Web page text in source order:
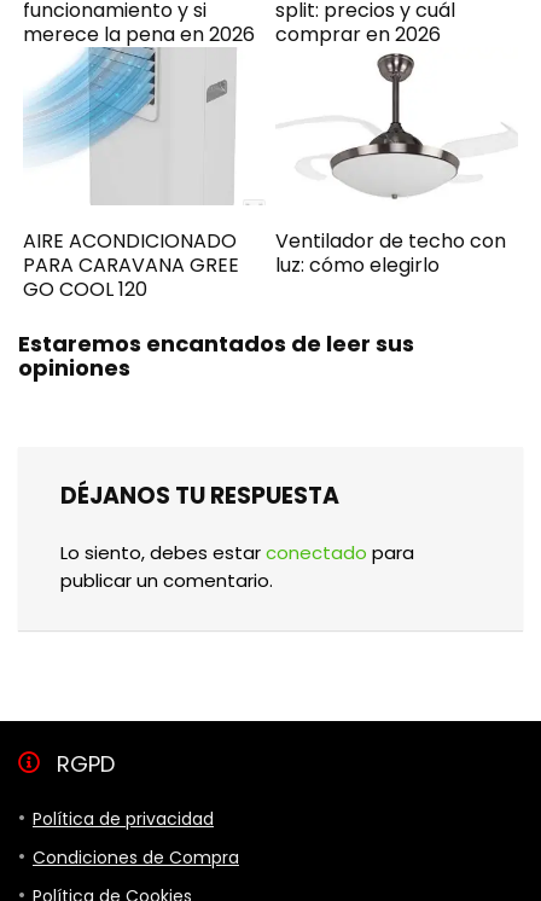
funcionamiento y si
merece la pena en 2026
split: precios y cuál
comprar en 2026
AIRE ACONDICIONADO
PARA CARAVANA GREE
GO COOL 120
Ventilador de techo con
luz: cómo elegirlo
Estaremos encantados de leer sus
opiniones
DÉJANOS TU RESPUESTA
Lo siento, debes estarconectado para
publicar un comentario.
RGPD
Política de privacidad
Condiciones de Compra